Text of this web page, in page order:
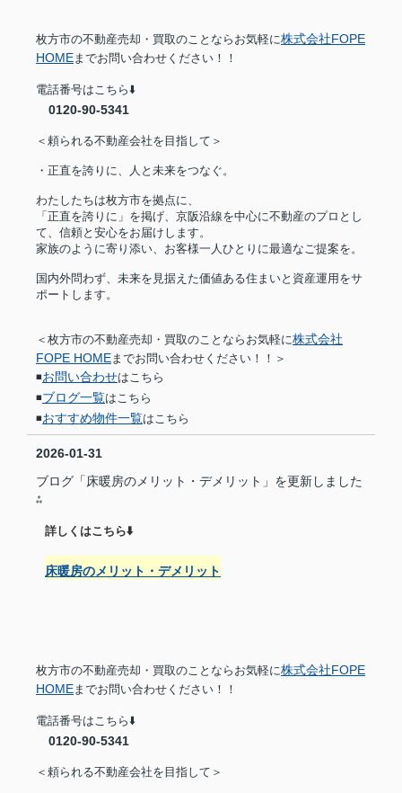
枚方市の不動産売却・買取のことならお気軽に株式会社FOPE
HOME までお問い合わせください！！
電話番号はこちら⬇️
0120-90-5341
＜頼られる不動産会社を目指して＞
・正直を誇りに、人と未来をつなぐ。
わたしたちは枚方市を拠点に、
「正直を誇りに」を掲げ、京阪沿線を中心に不動産のプロとし
て、信頼と安心をお届けします。
家族のように寄り添い、お客様一人ひとりに最適なご提案を。
国内外問わず、未来を見据えた価値ある住まいと資産運用をサ
ポートします。
＜枚方市の不動産売却・買取のことならお気軽に株式会社
FOPE HOME までお問い合わせください！！＞
◾️お問い合わせはこちら
◾️ブログ一覧はこちら
◾️おすすめ物件一覧はこちら
2026-01-31
ブログ「床暖房のメリット・デメリット」を更新しました
⁂
詳しくはこちら⬇️
床暖房のメリット・デメリット
枚方市の不動産売却・買取のことならお気軽に株式会社FOPE
HOME までお問い合わせください！！
電話番号はこちら⬇️
0120-90-5341
＜頼られる不動産会社を目指して＞